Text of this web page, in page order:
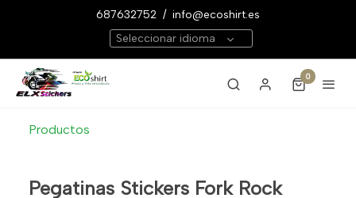
687632752 / info@ecoshirt.es
Seleccionar idioma
0
Productos
Pegatinas Stickers Fork Rock